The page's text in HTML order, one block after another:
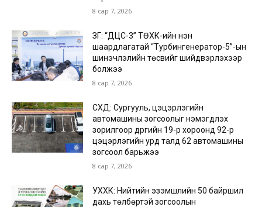
8 сар 7, 2026
ЗГ: “ДЦС-3” ТӨХК-ийн нэн
шаардлагатай “Турбингенератор-5”-ын
шинэчлэлийн төсвийг шийдвэрлэхээр
болжээ
8 сар 7, 2026
СХД: Сургууль, цэцэрлэгийн
автомашины зогсоолыг нэмэгдүүлэх
зорилгоор дүүргийн 19-р хороонд 92-р
цэцэрлэгийн урд талд 62 автомашины
зогсоол барьжээ
8 сар 7, 2026
УХХК: Нийтийн эзэмшлийн 50 байршил
дахь төлбөртэй зогсоолын